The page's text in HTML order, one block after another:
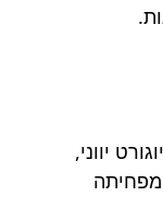
יווני,